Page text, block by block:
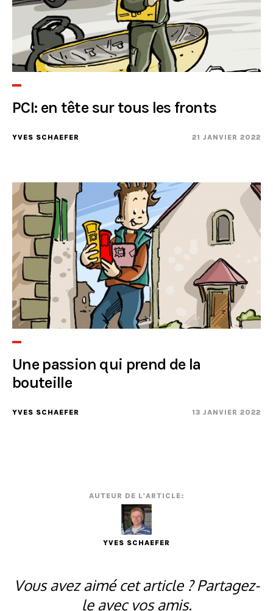
PCI: en tête sur tous les fronts
YVES SCHAEFER 21 JANVIER 2022
Une passion qui prend de la
bouteille
YVES SCHAEFER 13 JANVIER 2022
AUTEUR DE L'ARTICLE:
YVES SCHAEFER
Vous avez aimé cet article ? Partagez-
le avec vos amis.